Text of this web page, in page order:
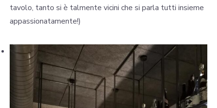
tavolo, tanto si è talmente vicini che si parla tutti insieme
appassionatamente!)